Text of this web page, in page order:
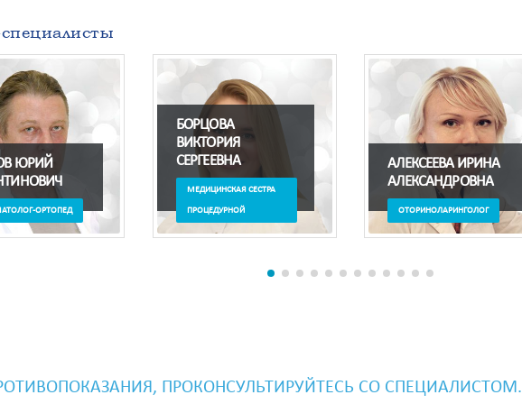
АЛЕКСЕЕВА ИРИНА
АЛЕКСАНДРОВНА
ОТОРИНОЛАРИНГОЛОГ
ВАСИЛЬЕВА ЮЛИЯ
ПЕТРОВНА
ДЕТСКИЙ ВРАЧ -
НЕВРОЛОГ, УЗИ
ПРОКОНСУЛЬТИРУЙТЕСЬ СО СПЕЦИАЛИСТОМ.